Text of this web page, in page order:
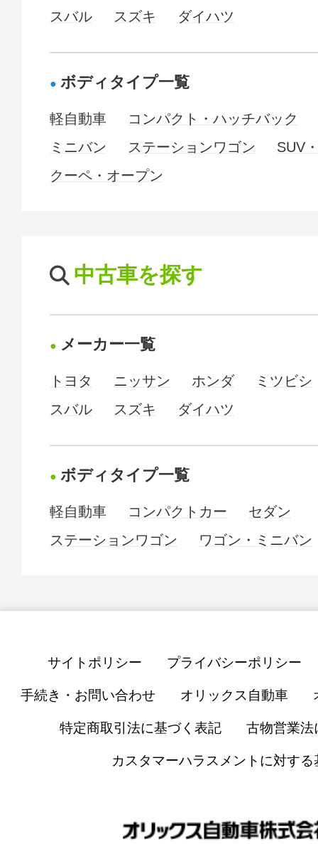
スバル
スズキ ダイハツ
ボディタイプ一覧
軽自動車
コンパクト・ハッチバック
ミニバン
ステーションワゴン
SUV
クーペ・オープン
中古車を探す
メーカー一覧
トヨタ ニッサン ホンダ
ミツビシ
スバル
スズキ ダイハツ
ボディタイプ一覧
軽自動車 コンパクトカー
セダン
ステーションワゴン
ワゴン・ミニバン
サイトポリシー プライバシーポリシー
手続き・お問い合わせ オリックス自動車
特定商取引法に基づく表記 古物営業法
カスタマーハラスメントに対する